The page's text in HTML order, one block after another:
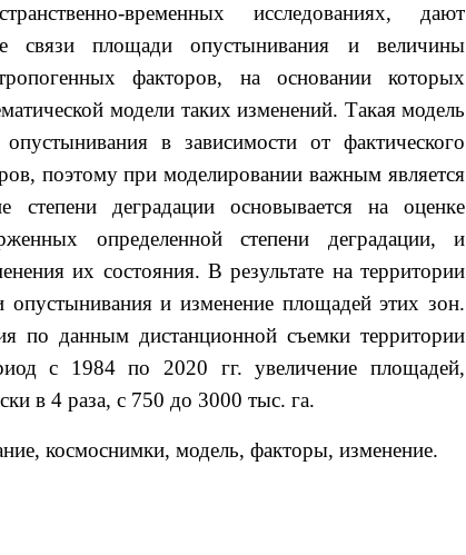
временных исследованиях, дают
связи площади опустынивания и величины
факторов, на основании которых
модели таких изменений. Такая модель
в зависимости от фактического
поэтому при моделировании важным является
деградации основывается на оценке
определенной степени деградации, и
их состояния. В результате на территории
и изменение площадей этих зон.
по данным дистанционной съемки территории
с 1984 по 2020 гг. увеличение площадей,
в 4 раза, с 750 до 3000 тыс. га.
космоснимки, модель, факторы, изменение.